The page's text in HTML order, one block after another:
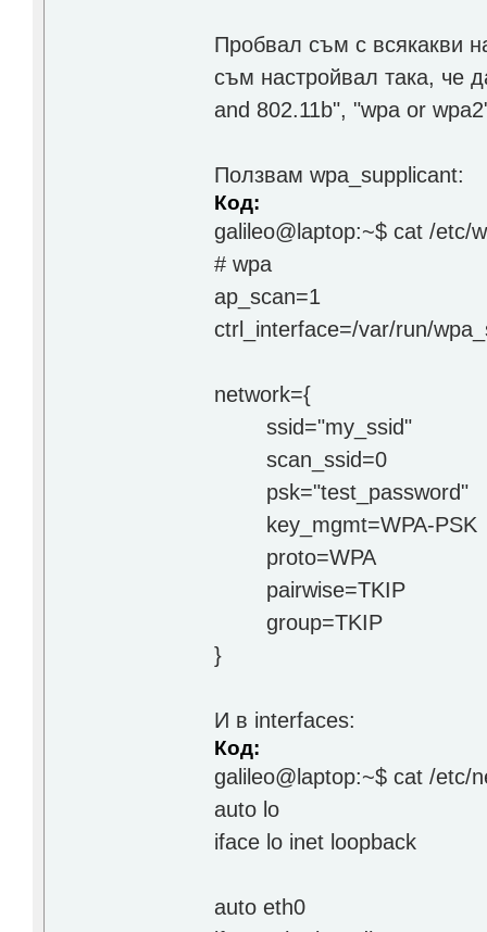
Пробвал съм с всякакви
съм настройвал така, че
and 802.11b", "wpa or
Ползвам wpa_supplicant:
Код:
galileo@laptop:~$ cat /etc/
# wpa
ap_scan=1
ctrl_interface=/var/run/
network={
ssid="my_ssid"
scan_ssid=0
psk="test_password"
key_mgmt=WPA-PSK
proto=WPA
pairwise=TKIP
group=TKIP
}
И в interfaces:
Код:
galileo@laptop:~$ cat /etc/
auto lo
iface lo inet loopback
auto eth0